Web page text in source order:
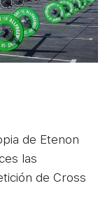
de Etenon
las
de Cross